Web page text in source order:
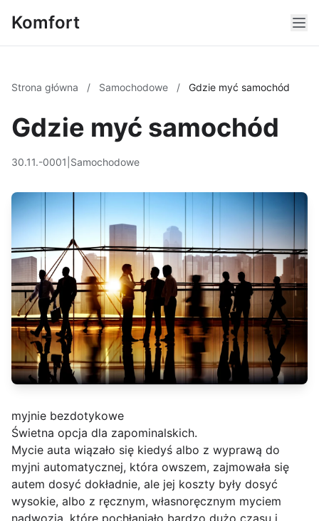
Komfort
Strona główna / Samochodowe / Gdzie myć samochód
Gdzie myć samochód
30.11.-0001 Samochodowe
myjnie bezdotykowe
Świetna opcja dla zapominalskich.
Mycie auta wiązało się kiedyś albo z wyprawą do
myjni automatycznej, która owszem, zajmowała się
autem dosyć dokładnie, ale jej koszty były dosyć
wysokie, albo z ręcznym, własnoręcznym myciem